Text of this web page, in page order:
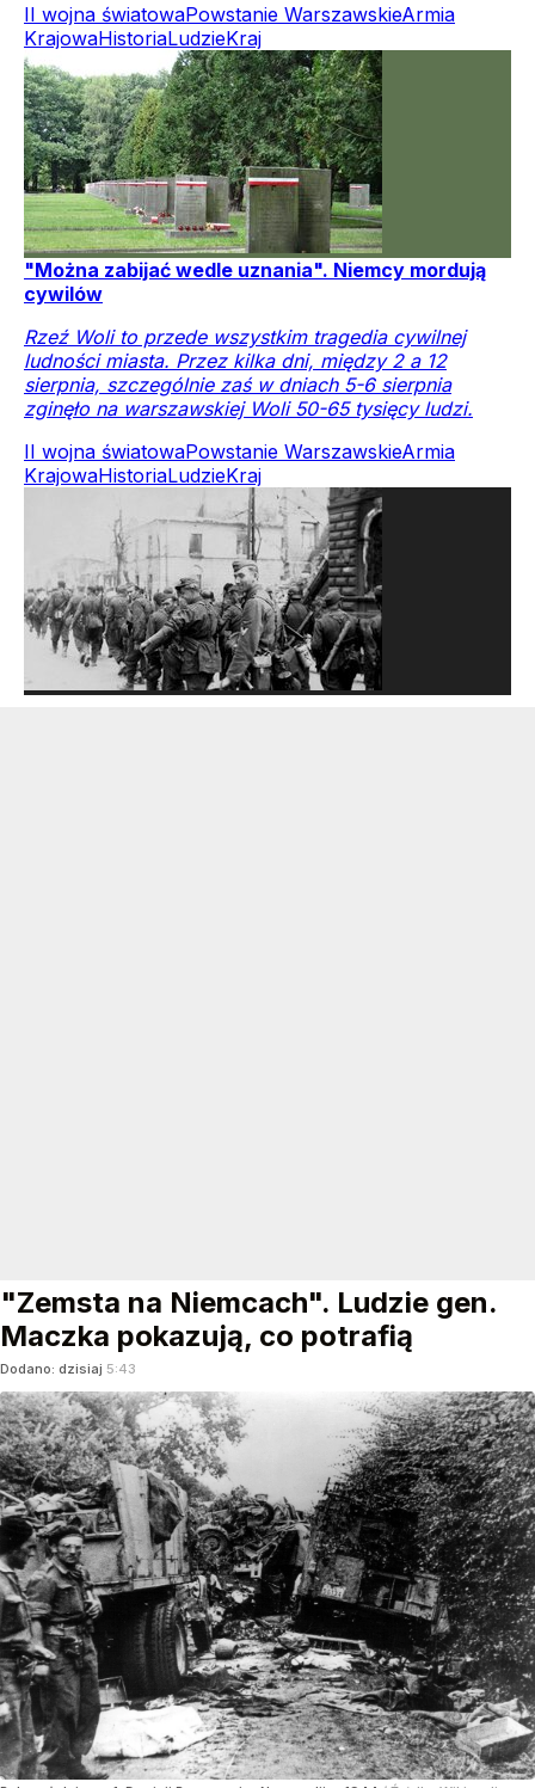
II wojna światowaPowstanie WarszawskieArmia
KrajowaHistoriaLudzieKraj
"Można zabijać wedle uznania". Niemcy mordują
cywilów
Rzeź Woli to przede wszystkim tragedia cywilnej
ludności miasta. Przez kilka dni, między 2 a 12
sierpnia, szczególnie zaś w dniach 5-6 sierpnia
zginęło na warszawskiej Woli 50-65 tysięcy ludzi.
II wojna światowaPowstanie WarszawskieArmia
KrajowaHistoriaLudzieKraj
"Zemsta na Niemcach". Ludzie gen.
Maczka pokazują, co potrafią
Dodano: dzisiaj 5:43